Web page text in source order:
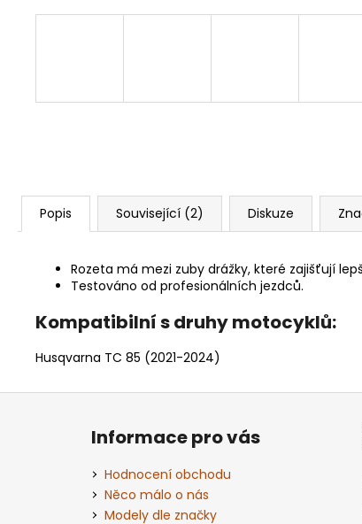
Popis Související (2) Diskuze
Rozeta má mezi zuby drážky, které zajišťují
Testováno od profesionálních jezdců.
Kompatibilní s druhy motocyklů:
Husqvarna TC 85 (2021-2024)
Z
Informace pro vás
Hodnocení obchodu
Něco málo o nás
Modely dle značky